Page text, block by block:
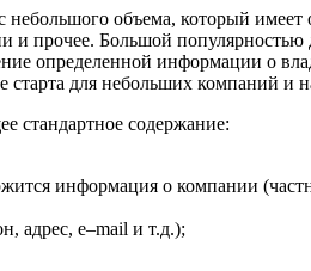
небольшого объема, который
и прочее. Большой
определенной информации о
старта для небольших компаний
стандартное содержание:
информация о компании
адрес, e–mail и т.д.);